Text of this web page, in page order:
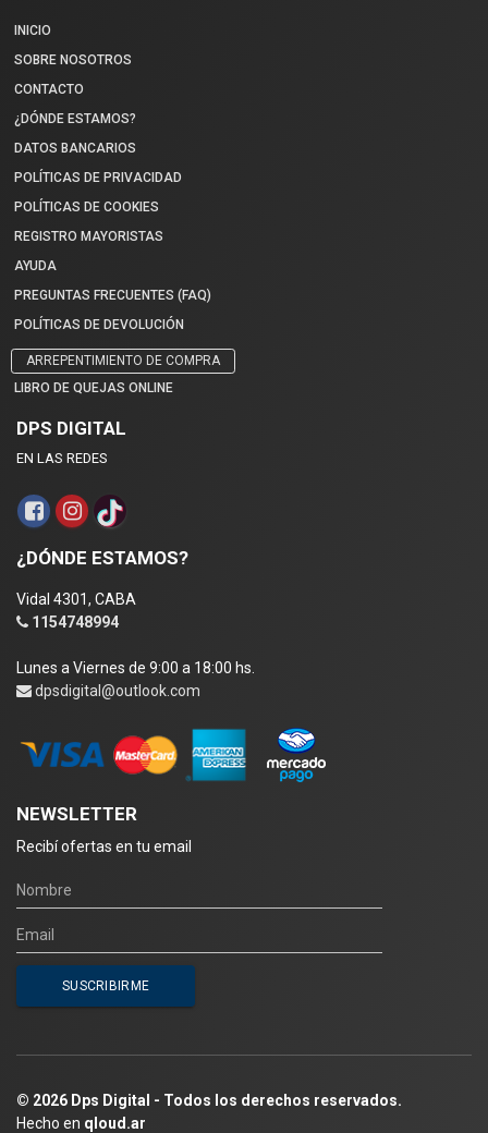
INICIO
SOBRE NOSOTROS
CONTACTO
¿DÓNDE ESTAMOS?
DATOS BANCARIOS
POLÍTICAS DE PRIVACIDAD
POLÍTICAS DE COOKIES
REGISTRO MAYORISTAS
AYUDA
PREGUNTAS FRECUENTES (FAQ)
POLÍTICAS DE DEVOLUCIÓN
ARREPENTIMIENTO DE COMPRA
LIBRO DE QUEJAS ONLINE
DPS DIGITAL
EN LAS REDES
¿DÓNDE ESTAMOS?
Vidal 4301, CABA
1154748994
Lunes a Viernes de 9:00 a 18:00 hs.
dpsdigital@outlook.com
NEWSLETTER
Recibí ofertas en tu email
© 2026 Dps Digital - Todos los derechos reservados.
Hecho en qloud.ar